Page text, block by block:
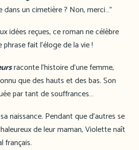
un cimetière ? Non, merci…”
idées reçues, ce roman ne célèbre
fait l’éloge de la vie !
raconte l’histoire d’une femme,
que des hauts et des bas. Son
par tant de souffrances…
naissance. Pendant que d’autres se
de leur maman, Violette naît
français.